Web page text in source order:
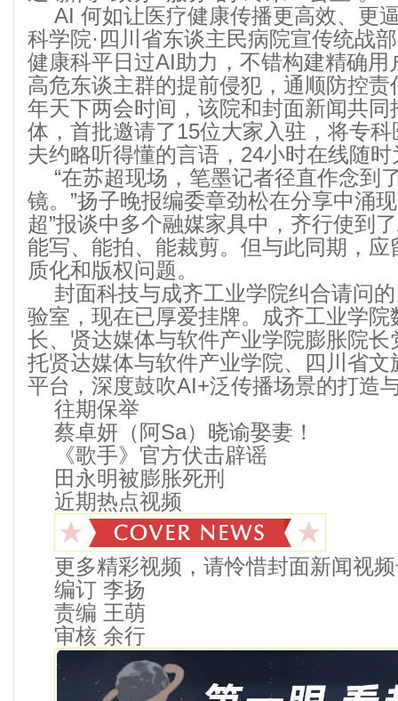
AI 何如让医疗健康传播更高效、更
科学院·四川省东谈主民病院宣传统战
健康科平日过AI助力，不错构建精确用
高危东谈主群的提前侵犯，通顺防控
年天下两会时间，该院和封面新闻共
体，首批邀请了15位大家入驻，将专
夫约略听得懂的言语，24小时在线随
“在苏超现场，笔墨记者径直作念到
镜。”扬子晚报编委章劲松在分享中涌
超”报谈中多个融媒家具中，齐行使到
能写、能拍、能裁剪。但与此同期，
质化和版权问题。
封面科技与成齐工业学院纠合请问
验室，现在已厚爱挂牌。成齐工业学
长、贤达媒体与软件产业学院膨胀院
托贤达媒体与软件产业学院、四川省
平台，深度鼓吹AI+泛传播场景的打造
往期保举
蔡卓妍（阿Sa）晓谕娶妻！
《歌手》官方伏击辟谣
田永明被膨胀死刑
近期热点视频
更多精彩视频，请怜惜封面新闻视
编订 李扬
责编 王萌
审核 余行